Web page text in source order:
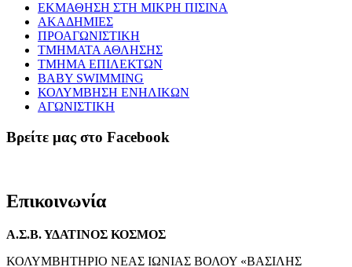
ΕΚΜΑΘΗΣΗ ΣΤΗ ΜΙΚΡΗ ΠΙΣΙΝΑ
ΑΚΑΔΗΜΙΕΣ
ΠΡΟΑΓΩΝΙΣΤΙΚΗ
ΤΜΗΜΑΤΑ ΑΘΛΗΣΗΣ
ΤΜΗΜΑ ΕΠΙΛΕΚΤΩΝ
BABY SWIMMING
ΚΟΛΥΜΒΗΣΗ ΕΝΗΛΙΚΩΝ
ΑΓΩΝΙΣΤΙΚΗ
Βρείτε μας στο Facebook
Επικοινωνία
Α.Σ.Β. ΥΔΑΤΙΝΟΣ ΚΟΣΜΟΣ
ΚΟΛΥΜΒΗΤΗΡΙΟ ΝΕΑΣ ΙΩΝΙΑΣ ΒΟΛΟΥ «ΒΑΣΙΛΗΣ